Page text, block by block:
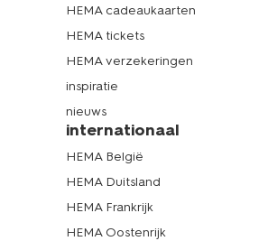
HEMA cadeaukaarten
HEMA tickets
HEMA verzekeringen
inspiratie
nieuws
internationaal
HEMA België
HEMA Duitsland
HEMA Frankrijk
HEMA Oostenrijk